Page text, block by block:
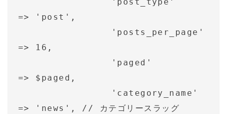
=> 'post',
=> 16,
=> $paged,
=> 'news', // カテゴリースラッグ